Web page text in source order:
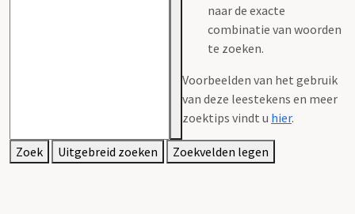
naar de exacte
combinatie van woorden
te zoeken.
Voorbeelden van het gebruik
van deze leestekens en meer
zoektips vindt u hier.
Zoek Uitgebreid zoeken Zoekvelden legen